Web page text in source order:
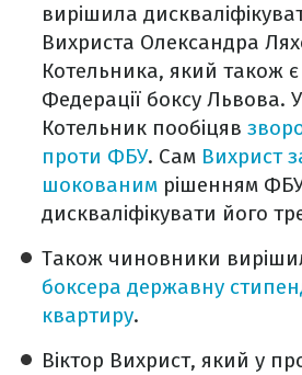
вирішила
Вихриста Олександра
Котельника, який також
Федерації боксу Львова. У
Котельник пообіцяв
проти ФБУ. Сам Вихрист
шокованим рішенням
дискваліфікувати його
Також чиновники
боксера державну
квартиру.
Віктор Вихрист, який у